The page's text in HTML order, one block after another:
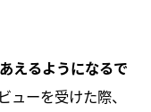
えるようになるで
ーを受けた際、